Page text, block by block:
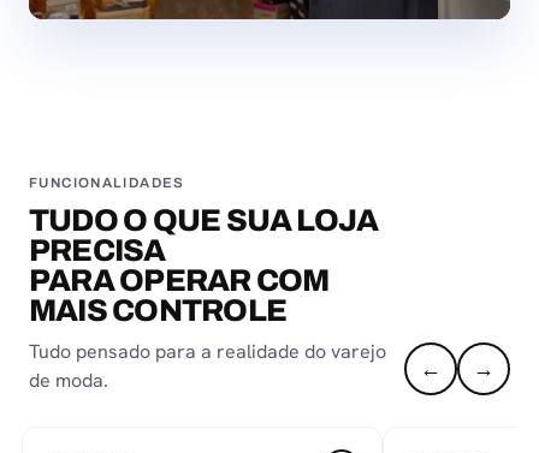
FUNCIONALIDADES
TUDO O QUE SUA LOJA
PRECISA
PARA OPERAR COM
MAIS CONTROLE
Tudo pensado para a realidade do varejo
de moda.
← →